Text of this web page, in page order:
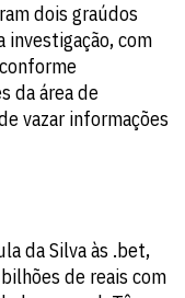
dois graúdos
investigação, com
da área de
vazar informações
da Silva às .bet,
de reais com